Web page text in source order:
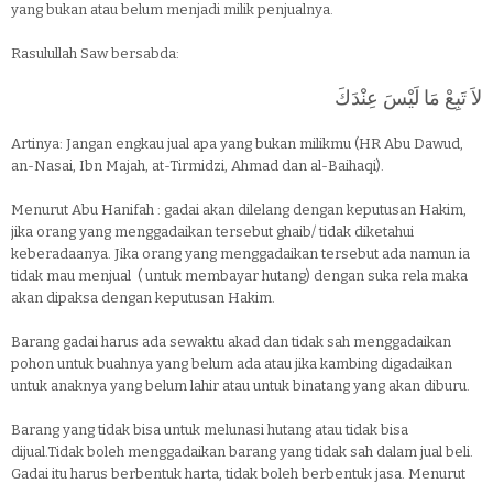
yang bukan atau belum menjadi milik penjualnya.
Rasulullah Saw bersabda:
لاَ تَبِعْ مَا لَيْسَ عِنْدَكَ
Artinya: Jangan engkau jual apa yang bukan milikmu (HR Abu Dawud,
an-Nasai, Ibn Majah, at-Tirmidzi, Ahmad dan al-Baihaqi).
Menurut Abu Hanifah : gadai akan dilelang dengan keputusan Hakim,
jika orang yang menggadaikan tersebut ghaib/ tidak diketahui
keberadaanya. Jika orang yang menggadaikan tersebut ada namun ia
tidak mau menjual ( untuk membayar hutang) dengan suka rela maka
akan dipaksa dengan keputusan Hakim.
Barang gadai harus ada sewaktu akad dan tidak sah menggadaikan
pohon untuk buahnya yang belum ada atau jika kambing digadaikan
untuk anaknya yang belum lahir atau untuk binatang yang akan diburu.
Barang yang tidak bisa untuk melunasi hutang atau tidak bisa
dijual.Tidak boleh menggadaikan barang yang tidak sah dalam jual beli.
Gadai itu harus berbentuk harta, tidak boleh berbentuk jasa. Menurut